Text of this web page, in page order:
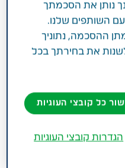
להתמודד
הללו ולחזק את
ובריא
על הקשר האישי
שמייצרים הפרעות
רגשות, כל אלה
נותן את הסכמתך
עם השותפים שלנו.
ההסכמה, נתוניך
את בחירתך בכל
כל קובצי העוגיות
הגדרות קובצי העוגיות